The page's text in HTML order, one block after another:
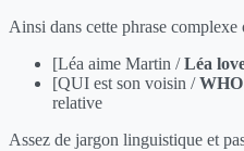
Ainsi dans cette phrase complexe
[Léa aime Martin /Léa
[QUI est son voisin /
relative
Assez de jargon linguistique et